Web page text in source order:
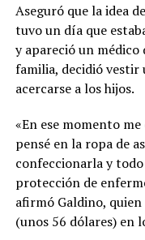
Aseguró que la idea
tuvo un día que
y apareció un
familia, decidió vestir
acercarse a los hijos.
«En ese momento
pensé en la ropa de
confeccionarla y todo
protección de
afirmó Galdino,
(unos 56 dólares) en